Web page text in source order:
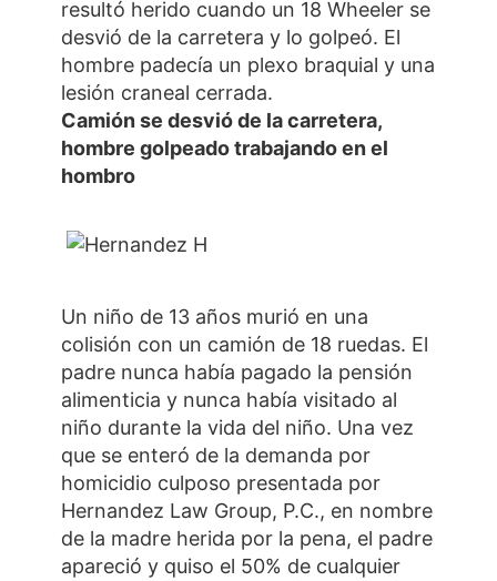
resultó herido cuando un 18 Wheeler se
desvió de la carretera y lo golpeó. El
hombre padecía un plexo braquial y una
lesión craneal cerrada.
Camión se desvió de la carretera,
hombre golpeado trabajando en el
hombro
Un niño de 13 años murió en una
colisión con un camión de 18 ruedas. El
padre nunca había pagado la pensión
alimenticia y nunca había visitado al
niño durante la vida del niño. Una vez
que se enteró de la demanda por
homicidio culposo presentada por
Hernandez Law Group, P.C., en nombre
de la madre herida por la pena, el padre
apareció y quiso el 50% de cualquier